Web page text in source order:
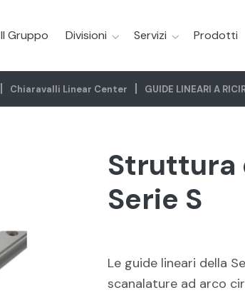
Il Gruppo Divisioni Servizi Prodotti
Chiaravalli Linear Center GUIDE LINEARI A
Struttura
Serie S
Le guide lineari della
scanalature ad arco